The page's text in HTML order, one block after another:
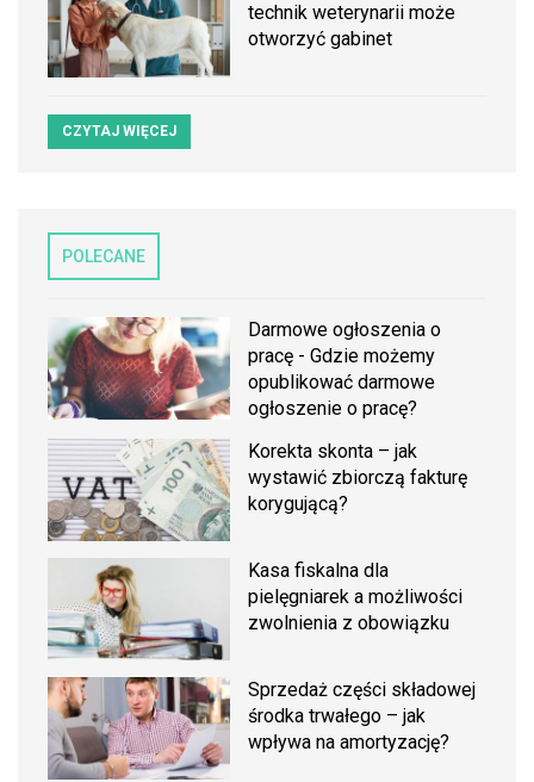
technik weterynarii może
otworzyć gabinet
CZYTAJ WIĘCEJ
POLECANE
Darmowe ogłoszenia o
pracę - Gdzie możemy
opublikować darmowe
ogłoszenie o pracę?
Korekta skonta – jak
wystawić zbiorczą fakturę
korygującą?
Kasa fiskalna dla
pielęgniarek a możliwości
zwolnienia z obowiązku
Sprzedaż części składowej
środka trwałego – jak
wpływa na amortyzację?